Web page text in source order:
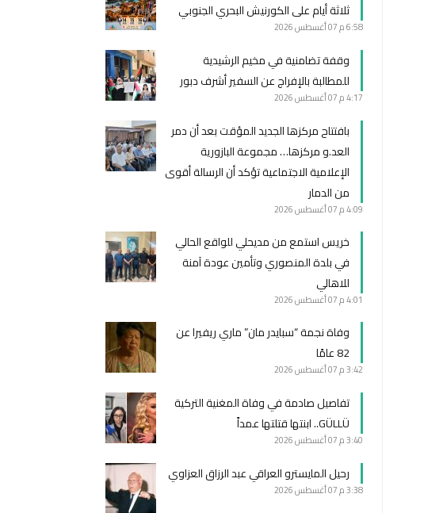
ثلاثة أيام على الكورنيش البحري الجنوبي
6:58 م 07 أغسطس 2026
وقفة تضامنية في مخيم الرشيدية
للمطالبة بالإفراج عن السفير أشرف دبور
4:17 م 07 أغسطس 2026
بافتتاح مركزها الجديد المؤقت بعد أن دمر
العد.و مركزها… مجموعة البازورية
الإعلامية الاجتماعية تؤكد أن الرسالة أقوى
من الدمار
4:09 م 07 أغسطس 2026
خريس استمع من مديحلي للواقع الحالي
في بلدة المنصوري وتأمين عودة آمنة
للاهالي
4:01 م 07 أغسطس 2026
وفاة نجمة “سبايدر مان” ماري ريفيرا عن
82 عامًا
3:42 م 07 أغسطس 2026
تفاصيل صادمة في وفاة المغنية التركية
GÜLLÜ.. ابنتها قتلتها عمداً
3:40 م 07 أغسطس 2026
رحيل المايسترو العراقي عبد الرزاق العزاوي
3:38 م 07 أغسطس 2026